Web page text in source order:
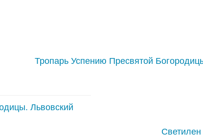
Тропарь Успению Пресвятой
Львовский